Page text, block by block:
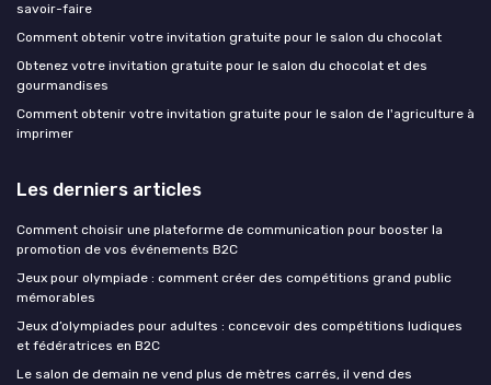
savoir-faire
Comment obtenir votre invitation gratuite pour le salon du chocolat
Obtenez votre invitation gratuite pour le salon du chocolat et des
gourmandises
Comment obtenir votre invitation gratuite pour le salon de l'agriculture à
imprimer
Les derniers articles
Comment choisir une plateforme de communication pour booster la
promotion de vos événements B2C
Jeux pour olympiade : comment créer des compétitions grand public
mémorables
Jeux d’olympiades pour adultes : concevoir des compétitions ludiques
et fédératrices en B2C
Le salon de demain ne vend plus de mètres carrés, il vend des